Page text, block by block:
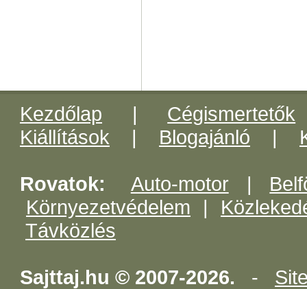
Kezdőlap | Cégismertetők
Kiállítások | Blogajánló |
Rovatok: Auto-motor|
Környezetvédelem |
Távközlés
Sajttaj.hu © 2007-2026. -